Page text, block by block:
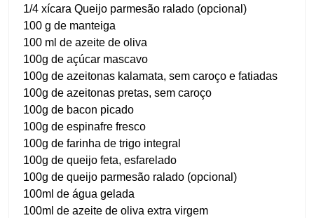
1/4 xícara Queijo parmesão ralado (opcional)
100 g de manteiga
100 ml de azeite de oliva
100g de açúcar mascavo
100g de azeitonas kalamata, sem caroço e fatiadas
100g de azeitonas pretas, sem caroço
100g de bacon picado
100g de espinafre fresco
100g de farinha de trigo integral
100g de queijo feta, esfarelado
100g de queijo parmesão ralado (opcional)
100ml de água gelada
100ml de azeite de oliva extra virgem